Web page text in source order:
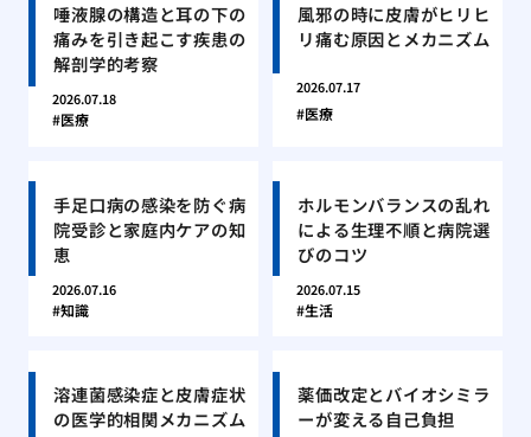
唾液腺の構造と耳の下の
痛みを引き起こす疾患の
解剖学的考察
2026.07.18
医療
風邪の時に皮膚がヒリヒ
リ痛む原因とメカニズム
2026.07.17
医療
手足口病の感染を防ぐ病
院受診と家庭内ケアの知
恵
2026.07.16
知識
ホルモンバランスの乱れ
による生理不順と病院選
びのコツ
2026.07.15
生活
溶連菌感染症と皮膚症状
の医学的相関メカニズム
薬価改定とバイオシミラ
ーが変える自己負担